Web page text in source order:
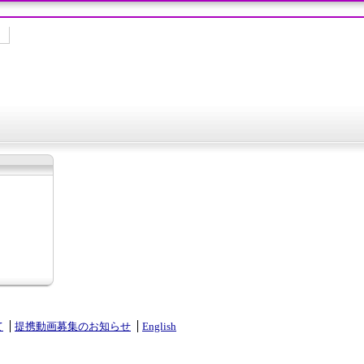
提携動画募集のお知らせ English